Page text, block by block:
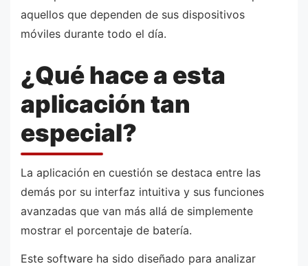
aquellos que dependen de sus dispositivos
móviles durante todo el día.
¿Qué hace a esta
aplicación tan
especial?
La aplicación en cuestión se destaca entre las
demás por su interfaz intuitiva y sus funciones
avanzadas que van más allá de simplemente
mostrar el porcentaje de batería.
Este software ha sido diseñado para analizar